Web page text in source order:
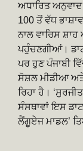
ਅਧਾਰਿਤ
100 ਤੋਂ ਵੱਧ
ਨਾਲ ਵਾਰਿਸ
ਪਹੁੰਚਣਗੀਆਂ।
ਪਰ ਹੁਣ ਪੰਜਾਬੀ
ਸੋਸ਼ਲ ਮੀਡੀਆ ਅਤੇ
ਰਿਹਾ ਹੈ।
ਸੰਸਥਾਵਾਂ ਇਸ
ਲੈਂਗੂਏਜ ਮਾਡਲ’